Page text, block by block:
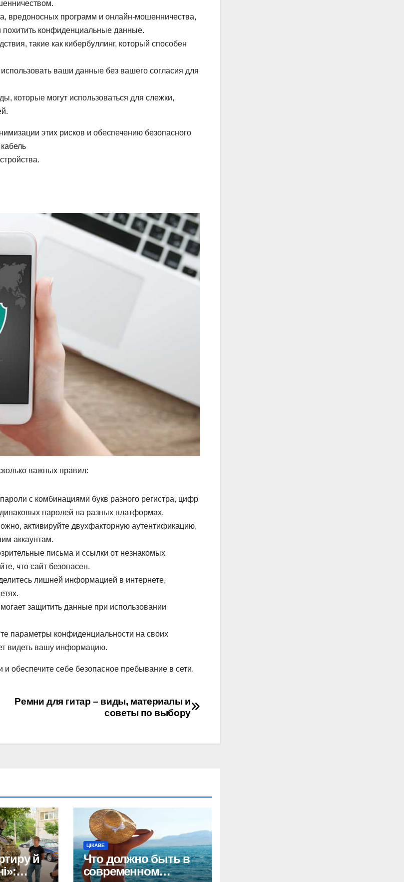
вредоносных программ и онлайн-мошенничества,
конфиденциальные данные.
такие как кибербуллинг, который способен
ваши данные без вашего согласия для
которые могут использоваться для слежки,
этих рисков и обеспечению безопасного
важных правил:
с комбинациями букв разного регистра, цифр
паролей на разных платформах.
активируйте двухфакторную аутентификацию,
аккаунтам.
письма и ссылки от незнакомых
что сайт безопасен.
лишней информацией в интернете,
защитить данные при использовании
параметры конфиденциальности на своих
видеть вашу информацию.
обеспечите себе безопасное пребывание в сети.
Ремни для гитар – виды, материалы и
советы по выбору
й
ЦІКАВЕ
Что должно быть в
современном